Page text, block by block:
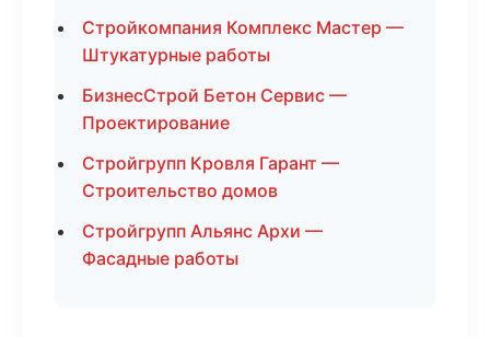
Стройкомпания Комплекс Мастер —
Штукатурные работы
БизнесСтрой Бетон Сервис —
Проектирование
Стройгрупп Кровля Гарант —
Строительство домов
Стройгрупп Альянс Архи —
Фасадные работы